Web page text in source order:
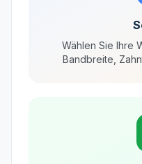
Wählen Sie Ihre
Bandbreite,